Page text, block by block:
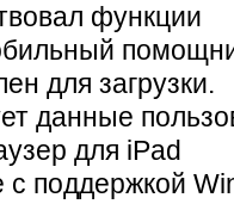
функции
для загрузки.
данные
для iPad
с поддержкой